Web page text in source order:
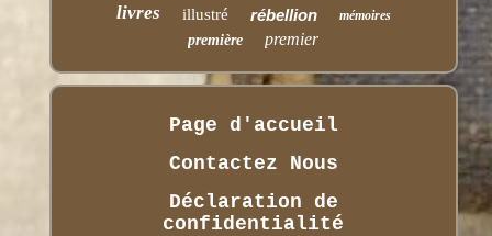
livres illustré rébellion mémoires
première premier
Page d'accueil
Contactez Nous
Déclaration de
confidentialité